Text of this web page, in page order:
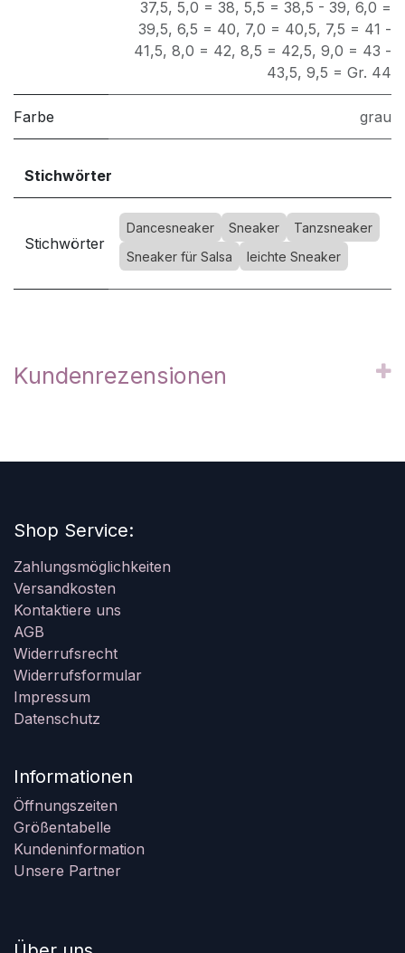
37,5, 5,0 = 38, 5,5 = 38,5 - 39, 6,0 =
39,5, 6,5 = 40, 7,0 = 40,5, 7,5 = 41 -
41,5, 8,0 = 42, 8,5 = 42,5, 9,0 = 43 -
43,5, 9,5 = Gr. 44
Farbe grau
Stichwörter
Stichwörter
Dancesneaker Sneaker
Tanzsneaker
Sneaker für Salsa
leichte Sneaker
Kundenrezensionen
Shop Service:
Zahlungsmöglichkeiten
Versandkosten
Kontaktiere uns
AGB
Widerrufsrecht
Widerrufsformular
Impressum
Datenschutz
Informationen
Öffnungszeiten
Größentabelle
Kundeninformation
Unsere Partner